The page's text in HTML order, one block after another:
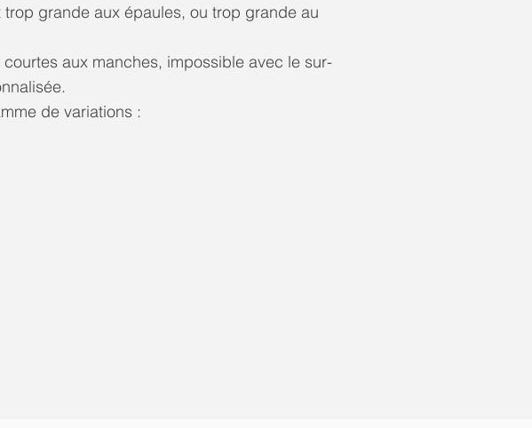
grande aux épaules, ou trop grande au
aux manches, impossible avec le sur-
de variations :